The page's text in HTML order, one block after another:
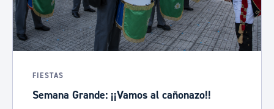
FIESTAS
Semana Grande: ¡¡Vamos al cañonazo!!